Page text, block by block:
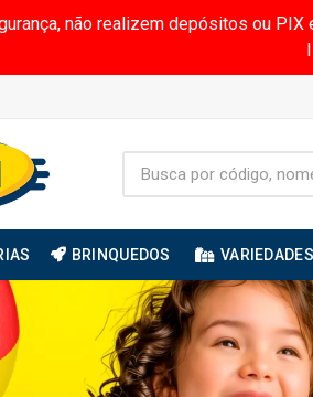
não realizem depósitos ou
BRINQUEDOS VARIEDADES